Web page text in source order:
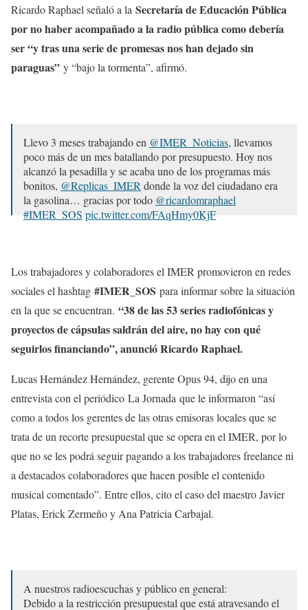
Ricardo Raphael señaló a la Secretaría de Educación Pública
por no haber acompañado a la radio pública como debería
ser “y tras una serie de promesas nos han dejado sin
paraguas” y “bajo la tormenta”, afirmó.
Llevo 3 meses trabajando en @IMER_Noticias, llevamos
poco más de un mes batallando por presupuesto. Hoy nos
alcanzó la pesadilla y se acaba uno de los programas más
bonitos, @Replicas_IMER donde la voz del ciudadano era
la gasolina… gracias por todo @ricardomraphael
#IMER_SOS pic.twitter.com/FAqHmy0KjF
Los trabajadores y colaboradores el IMER promovieron en redes
sociales el hashtag #IMER_SOS para informar sobre la situación
en la que se encuentran. “38 de las 53 series radiofónicas y
proyectos de cápsulas saldrán del aire, no hay con qué
seguirlos financiando”, anunció Ricardo Raphael.
Lucas Hernández Hernández, gerente Opus 94, dijo en una
entrevista con el periódico La Jornada que le informaron “así
como a todos los gerentes de las otras emisoras locales que se
trata de un recorte presupuestal que se opera en el IMER, por lo
que no se les podrá seguir pagando a los trabajadores freelance ni
a destacados colaboradores que hacen posible el contenido
musical comentado”. Entre ellos, cito el caso del maestro Javier
Platas, Erick Zermeño y Ana Patricia Carbajal.
A nuestros radioescuchas y público en general:
Debido a la restricción presupuestal que está atravesando el